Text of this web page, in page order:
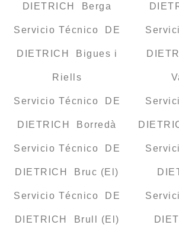
DIETRICH Berga
Servicio Técnico DE
DIETRICH Bigues i
Riells
Servicio Técnico DE
DIETRICH Borredà
Servicio Técnico DE
DIETRICH Bruc (El)
Servicio Técnico DE
DIETRICH Brull (El)